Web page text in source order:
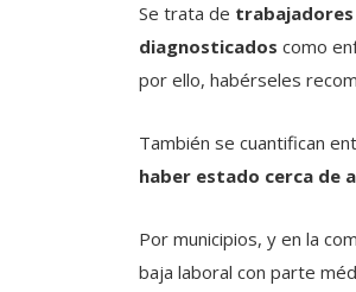
Se trata de
diagnosticados como
por ello, habérseles
También se cuantifican
haber estado cerca de
Por municipios, y en la
baja laboral con parte